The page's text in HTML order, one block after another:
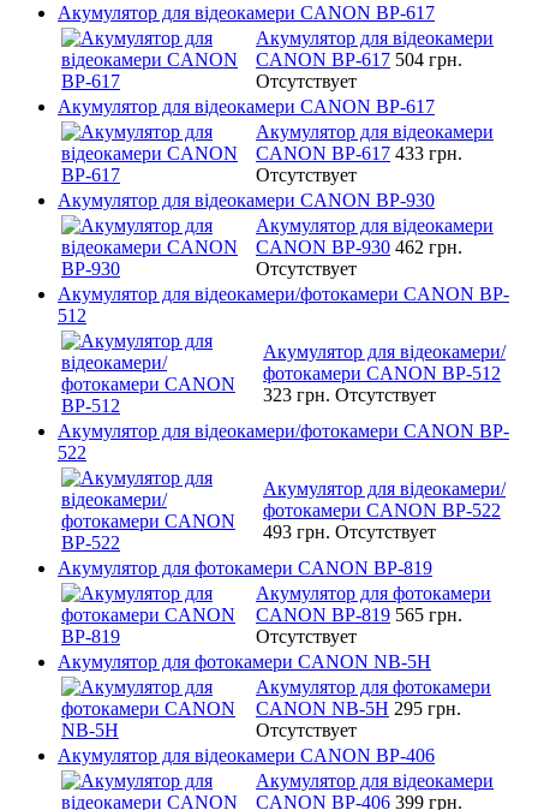
Акумулятор для відеокамери CANON BP-617
Акумулятор для відеокамери
CANON BP-617 504 грн.
Отсутствует
Акумулятор для відеокамери CANON BP-617
Акумулятор для відеокамери
CANON BP-617 433 грн.
Отсутствует
Акумулятор для відеокамери CANON BP-930
Акумулятор для відеокамери
CANON BP-930 462 грн.
Отсутствует
Акумулятор для відеокамери/фотокамери CANON BP-
512
Акумулятор для відеокамери/
фотокамери CANON BP-512
323 грн. Отсутствует
Акумулятор для відеокамери/фотокамери CANON BP-
522
Акумулятор для відеокамери/
фотокамери CANON BP-522
493 грн. Отсутствует
Акумулятор для фотокамери CANON BP-819
Акумулятор для фотокамери
CANON BP-819 565 грн.
Отсутствует
Акумулятор для фотокамери CANON NB-5H
Акумулятор для фотокамери
CANON NB-5H 295 грн.
Отсутствует
Акумулятор для відеокамери CANON BP-406
Акумулятор для відеокамери
CANON BP-406 399 грн.